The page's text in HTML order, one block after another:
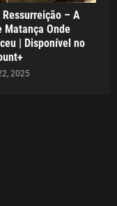
Ressurreição – A
Matança Onde
| Disponível no
2025